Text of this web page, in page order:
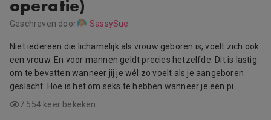
operatie)
Geschreven door SassySue
Niet iedereen die lichamelijk als vrouw geboren is, voelt zich ook
een vrouw. En voor mannen geldt precies hetzelfde. Dit is lastig
om te bevatten wanneer jij je wél zo voelt als je aangeboren
geslacht. Hoe is het om seks te hebben wanneer je een pi…
7.554 keer bekeken